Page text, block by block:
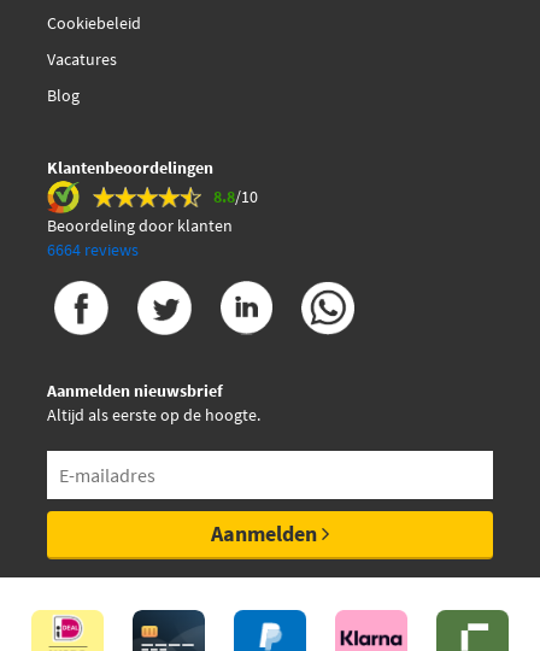
Kawe 0379 00
Kawe 0379 12
Kawe 109-1805
Kawe WS0115A
Kawe WS0171A
Kawe WS0172A
LPR 05P423
363700450010
Cookiebeleid
Vacatures
Blog
Klantenbeoordelingen
8.8/10
Beoordeling door klanten
6664 reviews
Aanmelden nieuwsbrief
Altijd als eerste op de hoogte.
Aanmelden